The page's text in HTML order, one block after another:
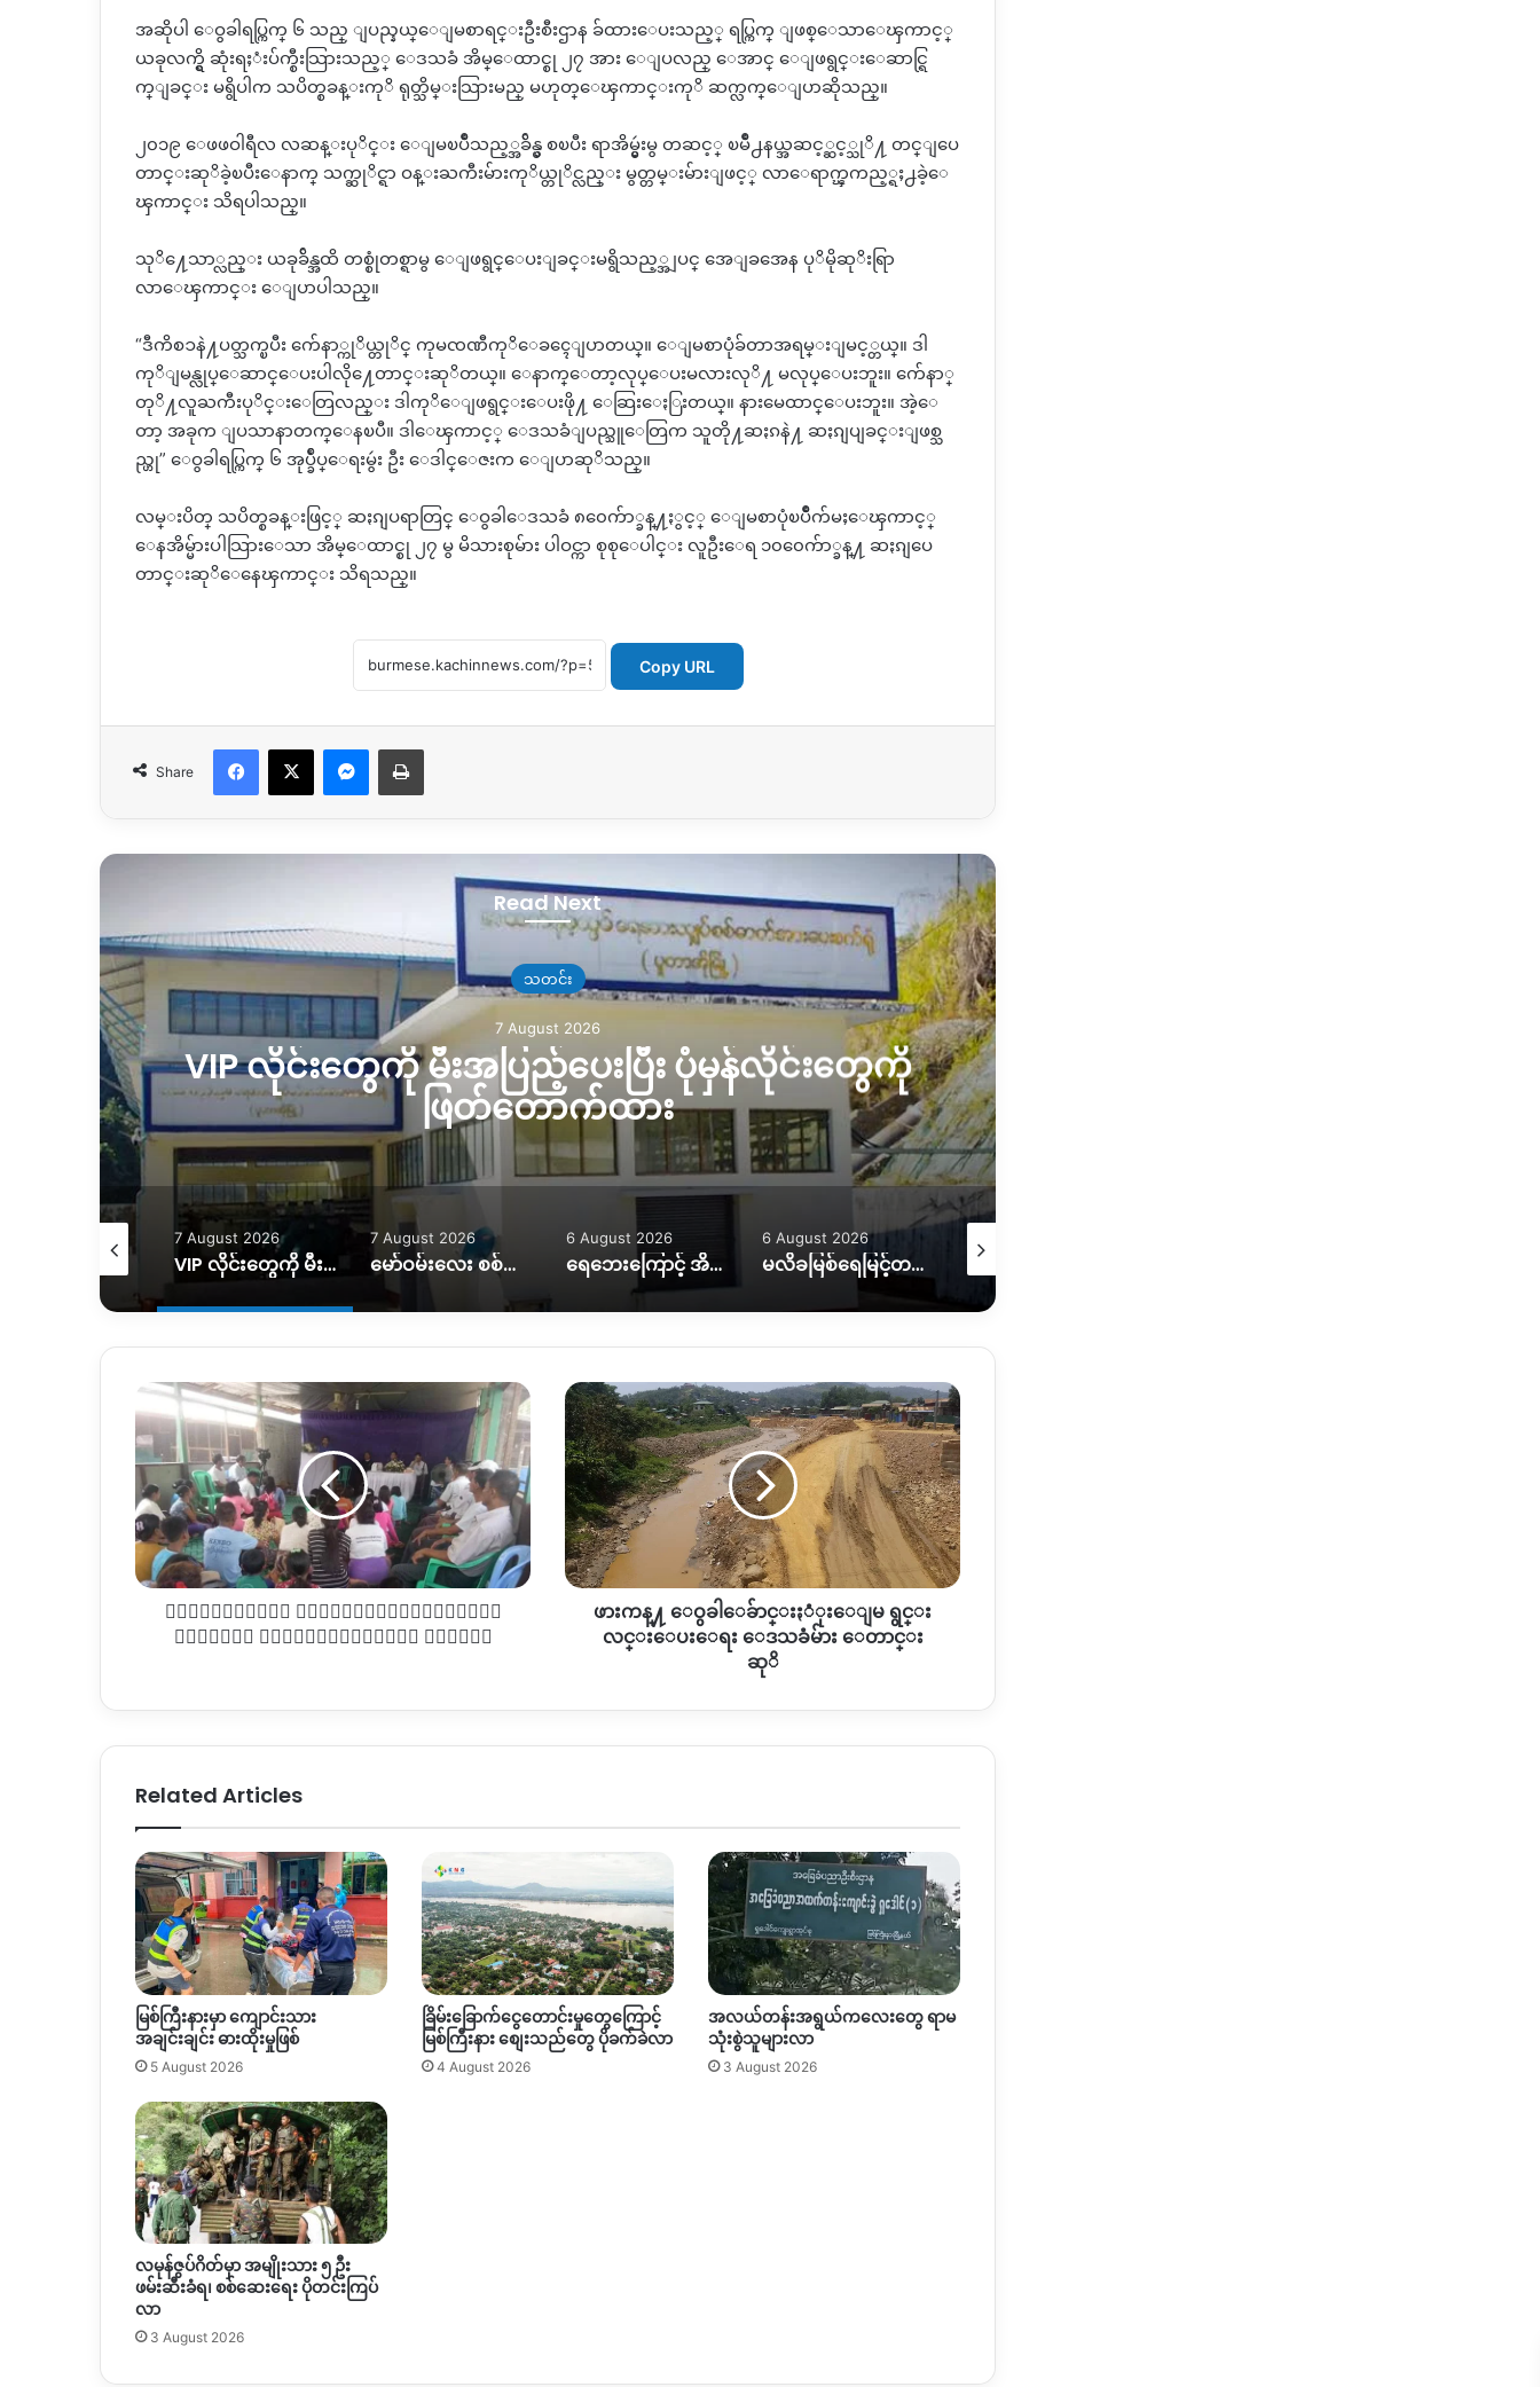
အဆိုပါ ေဝွခါရပ္ကြက္ ၆ သည္ ျပည္နယ္ေျမစာရင္းဦးစီးဌာန ခ်ထားေပးသည့္ ရပ္ကြက္ ျဖစ္ေသာေၾကာင့္
ယခုလက္ရွိ ဆုံးရႈံးပ်က္စီးသြားသည့္ ေဒသခံ အိမ္ေထာင္စု ၂၇ အား ေျပလည္ ေအာင္ ေျဖရွင္းေဆာင္ရြ
က္ျခင္း မရွိပါက သပိတ္စခန္းကုိ ရုတ္သိမ္းသြားမည္ မဟုတ္ေၾကာင္းကုိ ဆက္လက္ေျပာဆိုသည္။
၂၀၁၉ ေဖဖဝါရီလ လဆန္းပုိင္း ေျမၿပိဳသည့္အခ်ိန္မွ စၿပီး ရာအိမ္မွဴးမွ တဆင့္ ၿမိဳ႕နယ္အဆင့္ဆင့္သုိ႔ တင္ျပေ
တာင္းဆုိခဲ့ၿပီးေနာက္ သက္ဆုိင္ရာ ဝန္းႀကီးမ်ားကုိယ္တုိင္လည္း မွတ္တမ္းမ်ားျဖင့္ လာေရာက္ၾကည့္ရႈ႕ခဲ့ေ
ၾကာင္း သိရပါသည္။
သုိ႔ေသာ္လည္း ယခုခ်ိန္အထိ တစ္စုံတစ္ရာမွ ေျဖရွင္ေပးျခင္းမရွိသည့္အျပင္ အေျခအေန ပုိမိုဆုိးရြာ
လာေၾကာင္း ေျပာပါသည္။
“ဒီကိစၥနဲ႔ပတ္သက္ၿပီး က်ေနာ္ကုိယ္တုိင္ ကုမၸဏီကုိေခၚေျပာတယ္။ ေျမစာပုံခ်တာအရမ္းျမင့္တယ္။ ဒါ
ကုိျမန္လုပ္ေဆာင္ေပးပါလို႔ေတာင္းဆုိတယ္။ ေနာက္ေတာ့လုပ္ေပးမလားလုိ႔ မလုပ္ေပးဘူး။ က်ေနာ္
တုိ႔လူႀကီးပုိင္းေတြလည္း ဒါကုိေျဖရွင္းေပးဖို႔ ေဆြးေႏြးတယ္။ နားမေထာင္ေပးဘူး။ အဲ့ေ
တာ့ အခုက ျပသာနာတက္ေနၿပီ။ ဒါေၾကာင့္ ေဒသခံျပည္သူေတြက သူတို႔ဆႏၵနဲ႔ ဆႏၵျပျခင္းျဖစ္သ
ည္ဟု” ေဝွခါရပ္ကြက္ ၆ အုပ္ခ်ဳပ္ေရးမွဴး ဦး ေဒါင္ေဇးက ေျပာဆုိသည္။
လမ္းပိတ္ သပိတ္စခန္းဖြင့္ ဆႏၵျပရာတြင္ ေဝွခါေဒသခံ ၈၀ေက်ာ္ခန္႔ႏွင့္ ေျမစာပုံၿပိဳက်မႈေၾကာင့္
ေနအိမ္မ်ားပါသြားေသာ အိမ္ေထာင္စု ၂၇ မွ မိသားစုမ်ား ပါဝင္ကာ စုစုေပါင္း လူဦးေရ ၁၀၀ေက်ာ္ခန္႔ ဆႏၵျပေ
တာင္းဆုိေနေၾကာင္း သိရသည္။
Copy URL
Share
Facebook
X Messenger
Print
Read Next
သတင်း
7 August 2026
VIP လိုင်းတွေကို မီးအပြည့်ပေးပြီး ပုံမှန်လိုင်းတွေကို
ဖြတ်တောက်ထား
7 August 2026
VIP လိုင်းတွေကို မီးအပြည့်ပေးပြီး ပုံမှန်လိုင်းတွေကို ဖြတ်တောက်ထား
7 August 2026
မော်ဝမ်းလေး စစ်ရှောင်တွေ ပြန်လည်ထူထောင်ရေးအတွက် အကူညီလိုအပ်နေ
6 August 2026
ရေဘေးကြောင့် အိမ်ထောင်စု ၇ စု အိမ်ခြေမဲ့၊ KIO ကူညီပေးဖို့စီစဉ်နေ
6 August 2026
မလိခမြစ်ရေမြင့်တက်မှုကြောင့် နောင်ခိုင်ရွာတဝက်ခန့်ရေနစ်မြှပ်
၀ိုု
င္းေ
မာ္
ခ
တ္
ခ်ိဳ
စ
စ္ေ
ရွာ
တြ
ဟာေျ
ပာ
ပြဲ
က်
င္း
ပ
၀ိုုင္းေမာ္ ခတ္ခ်ိဳစစ္ေရွာင္စခ
န္းတြင္ စာေပေဟာေျပာပြဲ က်င္းပ
ဖား
ကန္႔
ေ
ဝွ
ခါေ
ခ်ာ
င္းႏံုးေျ
မ
ရွ
ရး
ေ
ဆုိ
ဖားကန္႔ ေဝွခါေခ်ာင္းႏံုးေျမ ရွင္း
လင္းေပးေရး ေဒသခံမ်ား ေတာင္း
ဆုိ
Related Articles
မြစ်ကြီးနားမှာ ကျောင်းသား
အချင်းချင်း ဓားထိုးမှုဖြစ်
5 August 2026
ခြိမ်းခြောက်ငွေတောင်းမှုတွေကြောင့်
မြစ်ကြီးနား စျေးသည်တွေ ပိုခက်ခဲလာ
4 August 2026
အလယ်တန်းအရွယ်ကလေးတွေ ရာမ
သုံးစွဲသူများလာ
3 August 2026
လမုန်ဇွပ်ဂိတ်မှာ အမျိုးသား ၅ ဦး
ဖမ်းဆီးခံရ၊ စစ်ဆေးရေး ပိုတင်းကြပ်
လာ
3 August 2026